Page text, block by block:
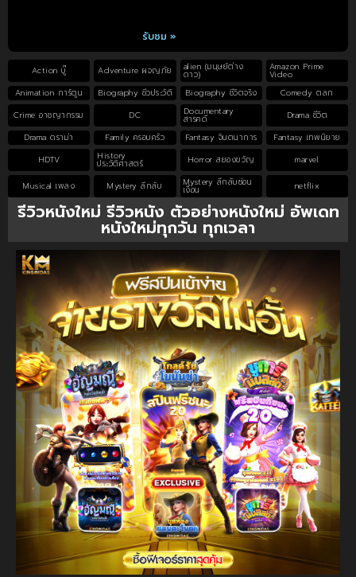
รับชม »
Action บู๊ Adventure ผจญภัย alien (มนุษย์ต่าง
ดาว)
Amazon Prime
Video
Animation การ์ตูน
Biography ชีวประวัติ Biography ชีวิตจริง
Comedy ตลก
Crime อาชญากรรม
DC Documentary
สารคดี
Drama ชีวิต
Drama ดราม่า
Family ครอบครัว Fantasy จินตนาการ
Fantasy เทพนิยาย
HDTV
History
ประวัติศาสตร์ Horror สยองขวัญ marvel
Musical เพลง Mystery ลึกลับ Mystery ลึกลับซ่อน
เงื่อน netflix
รีวิวหนังใหม่ รีวิวหนัง ตัวอย่างหนังใหม่ อัพเดท
หนังใหม่ทุกวัน ทุกเวลา